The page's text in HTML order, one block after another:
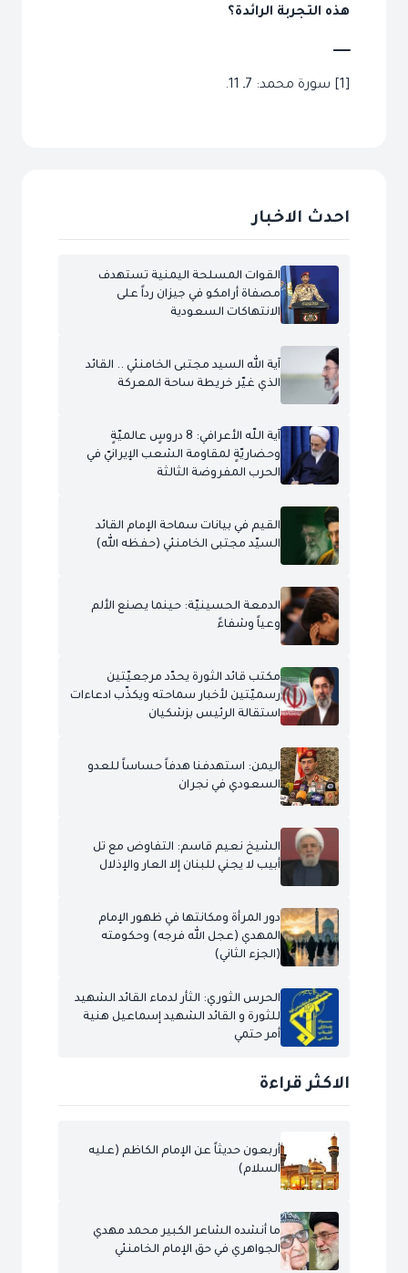
هذه التجربة الرائدة؟
ـــــــــ
[1] سورة محمد: 7ـ 11.
احدث الاخبار
القوات المسلحة اليمنية تستهدف
مصفاة أرامكو في جيزان رداً على
الانتهاكات السعودية
آية الله السيد مجتبى الخامنئي .. القائد
الذي غيّر خريطة ساحة المعركة
آية اللّه الأعرافي: 8 دروسٍ عالميّةٍ
وحضاريّةٍ لمقاومة الشعب الإيرانيّ في
الحرب المفروضة الثالثة
القيم في بيانات سماحة الإمام القائد
السيّد مجتبى الخامنئي (حفظه الله)
الدمعة الحسينيّة: حينما يصنع الألم
وعياً وشفاءً
مكتب قائد الثورة يحدّد مرجعيّتين
رسميّتين لأخبار سماحته ويكذّب ادعاءات
استقالة الرئيس بزشكيان
اليمن: استهدفنا هدفاً حساساً للعدو
السعودي في نجران
الشيخ نعيم قاسم: التفاوض مع تل
أبيب لا يجني للبنان إلا العار والإذلال
دور المرأة ومكانتها في ظهور الإمام
المهدي (عجل الله فرجه) وحكومته
(الجزء الثاني)
الحرس الثوري: الثأر لدماء القائد الشهيد
للثورة و القائد الشهيد إسماعيل هنية
أمر حتمي
الاكثر قراءة
أربعون حديثاً عن الإمام الكاظم (عليه
السلام)
ما أنشده الشاعر الكبير محمد مهدي
الجواهري في حق الإمام الخامنئي